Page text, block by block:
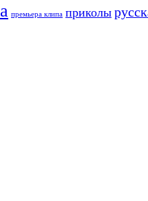
премьера клипа приколы